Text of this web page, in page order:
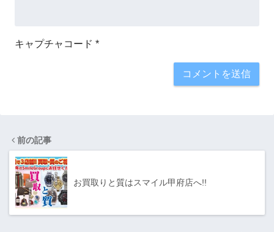
キャプチャコード *
前の記事
お買取りと質はスマイル甲府店へ!!